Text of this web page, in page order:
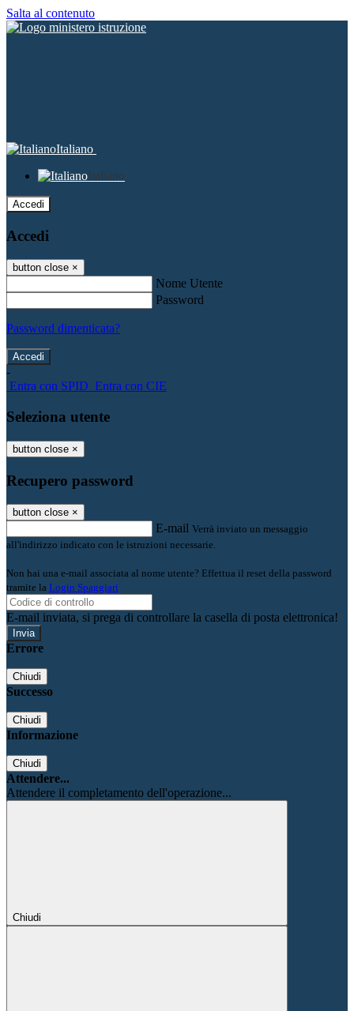
Salta al contenuto
Italiano
Italiano
Accedi
Accedi
button close ×
Nome Utente
Password
Password dimenticata?
-
Entra con SPID Entra con CIE
Seleziona utente
button close ×
Recupero password
button close ×
E-mail Verrà inviato un messaggio
all'indirizzo indicato con le istruzioni necessarie.
Non hai una e-mail associata al nome utente? Effettua il reset della password
tramite la Login Spaggiari
E-mail inviata, si prega di controllare la casella di posta elettronica!
Errore
Chiudi
Successo
Chiudi
Informazione
Chiudi
Attendere...
Attendere il completamento dell'operazione...
Chiudi